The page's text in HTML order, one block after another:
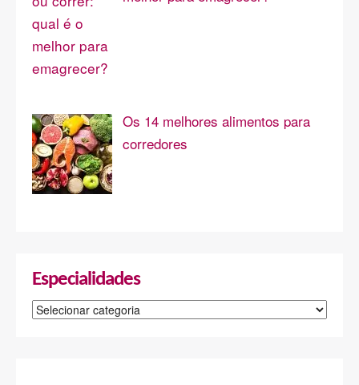
Os 14 melhores alimentos para
corredores
Especialidades